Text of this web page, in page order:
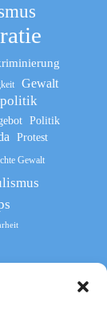
Gewalt
Politik
Protest
Gewalt